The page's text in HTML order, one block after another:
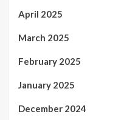
April 2025
March 2025
February 2025
January 2025
December 2024